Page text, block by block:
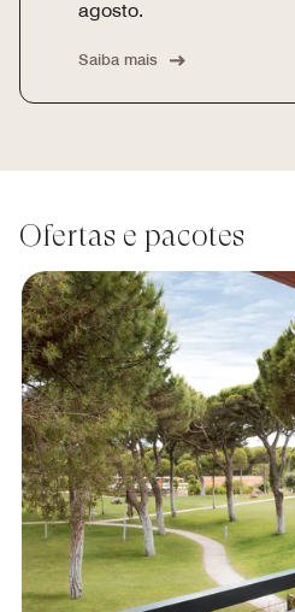
agosto.
Saiba mais
Ofertas e pacotes